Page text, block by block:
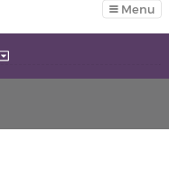
Menu